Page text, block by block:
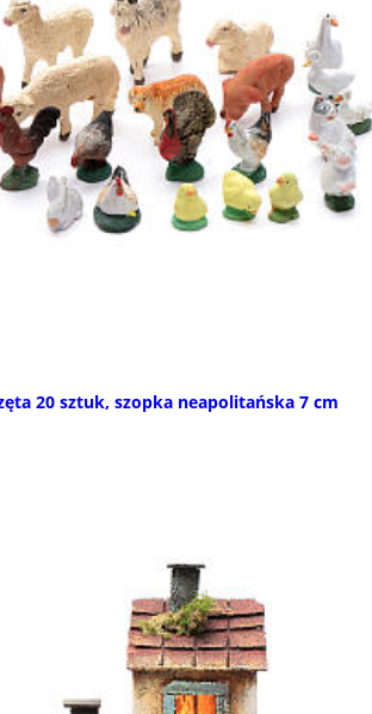
20 sztuk, szopka neapolitańska 7 cm